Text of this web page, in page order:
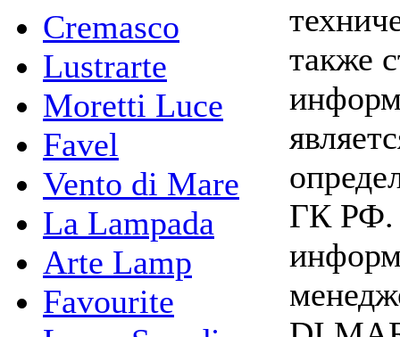
Cremasco
Lustrarte
Moretti Luce
Favel
Vento di Mare
La Lampada
Arte Lamp
Favourite
также
ГК РФ.